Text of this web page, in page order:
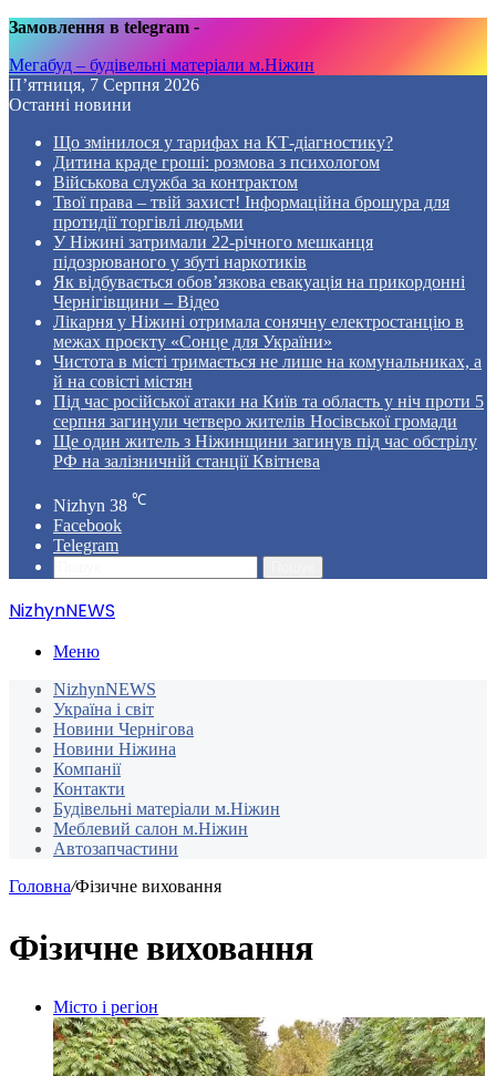
Замовлення в telegram -
Мегабуд – будівельні матеріали м.Ніжин
П’ятниця, 7 Серпня 2026
Останні новини
Що змінилося у тарифах на КТ-діагностику?
Дитина краде гроші: розмова з психологом
Військова служба за контрактом
Твої права – твій захист! Інформаційна брошура для
протидії торгівлі людьми
У Ніжині затримали 22-річного мешканця
підозрюваного у збуті наркотиків
Як відбувається обов’язкова евакуація на прикордонні
Чернігівщини – Відео
Лікарня у Ніжині отримала сонячну електростанцію в
межах проєкту «Сонце для України»
Чистота в місті тримається не лише на комунальниках, а
й на совісті містян
Під час російської атаки на Київ та область у ніч проти 5
серпня загинули четверо жителів Носівської громади
Ще один житель з Ніжинщини загинув під час обстрілу
РФ на залізничній станції Квітнева
Nizhyn 38 ℃
Facebook
Telegram
NizhynNEWS
Меню
NizhynNEWS
Україна і світ
Новини Чернігова
Новини Ніжина
Компанії
Контакти
Будівельні матеріали м.Ніжин
Меблевий салон м.Ніжин
Автозапчастини
Головна/Фізичне виховання
Фізичне виховання
Місто і регіон